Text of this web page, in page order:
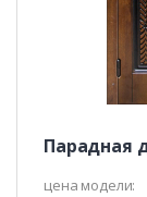
Парадная
цена модели: